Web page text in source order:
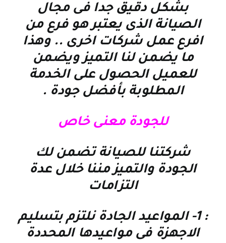
بشكل دقيق جدا فى مجال
الصيانة الذى يعتبر هو فرع من
افرع عمل شركات اخرى .. وهذا
ما يضمن لنا التميز ويضمن
للعميل الحصول على الخدمة
المطلوبة بأفضل جودة .
للجودة معنى خاص
شركتنا للصيانة تضمن لك
الجودة والتميز مننا خلال عدة
التزامات
: 1-
المواعيد الجادة نلتزم بتسليم
الاجهزة فى مواعيدها المحددة